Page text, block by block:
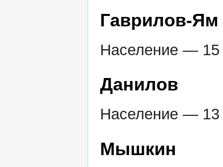
Гаврилов-Ям
Население — 15
Данилов
Население — 13
Мышкин